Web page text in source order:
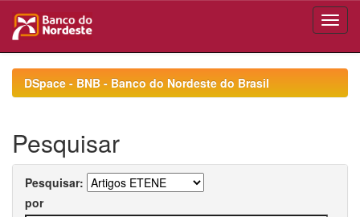
navigationDSpace - BNB - Banco do Nordeste do Brasil
Pesquisar
Pesquisar:
por